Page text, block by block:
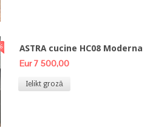
ASTRA cucine HC08 Moderna
Eur 7 500,00
Ielikt grozā